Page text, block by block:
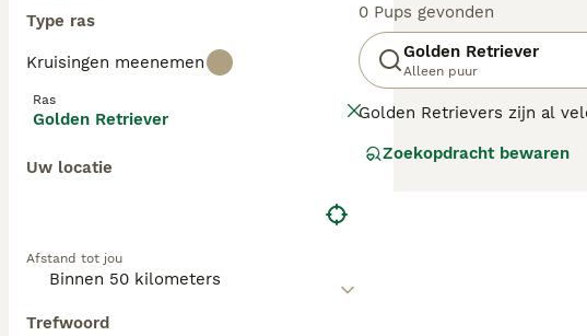
Type ras
Kruisingen meenemen
Ras
Golden Retriever
Uw locatie
Afstand tot jou
Trefwoord
0 Pups gevonden
Golden Retriever
Alleen puur
Golden Retrievers zijn al
oorspronkelijk gefokt om
Zoekopdracht bewaren